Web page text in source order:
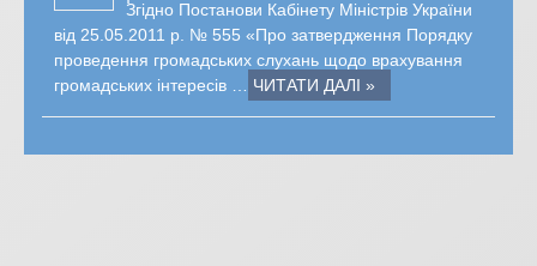
Згідно Постанови Кабінету Міністрів України
від 25.05.2011 р. № 555 «Про затвердження Порядку
проведення громадських слухань щодо врахування
громадських інтересів …
ЧИТАТИ ДАЛІ »